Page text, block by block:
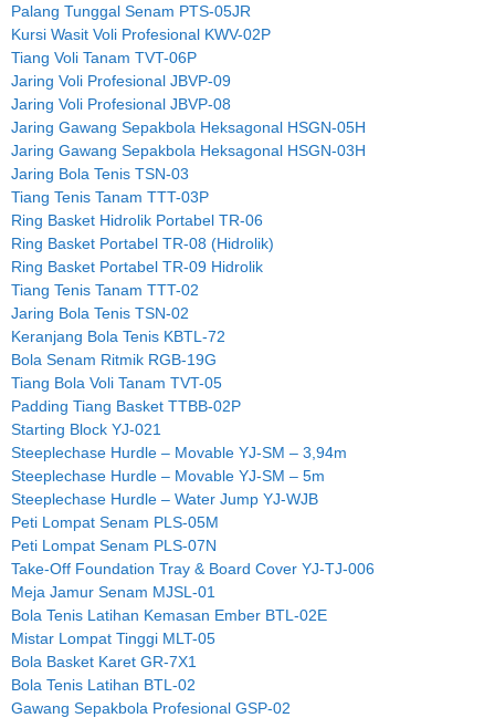
Palang Tunggal Senam PTS-05JR
Kursi Wasit Voli Profesional KWV-02P
Tiang Voli Tanam TVT-06P
Jaring Voli Profesional JBVP-09
Jaring Voli Profesional JBVP-08
Jaring Gawang Sepakbola Heksagonal HSGN-05H
Jaring Gawang Sepakbola Heksagonal HSGN-03H
Jaring Bola Tenis TSN-03
Tiang Tenis Tanam TTT-03P
Ring Basket Hidrolik Portabel TR-06
Ring Basket Portabel TR-08 (Hidrolik)
Ring Basket Portabel TR-09 Hidrolik
Tiang Tenis Tanam TTT-02
Jaring Bola Tenis TSN-02
Keranjang Bola Tenis KBTL-72
Bola Senam Ritmik RGB-19G
Tiang Bola Voli Tanam TVT-05
Padding Tiang Basket TTBB-02P
Starting Block YJ-021
Steeplechase Hurdle – Movable YJ-SM – 3,94m
Steeplechase Hurdle – Movable YJ-SM – 5m
Steeplechase Hurdle – Water Jump YJ-WJB
Peti Lompat Senam PLS-05M
Peti Lompat Senam PLS-07N
Take-Off Foundation Tray & Board Cover YJ-TJ-006
Meja Jamur Senam MJSL-01
Bola Tenis Latihan Kemasan Ember BTL-02E
Mistar Lompat Tinggi MLT-05
Bola Basket Karet GR-7X1
Bola Tenis Latihan BTL-02
Gawang Sepakbola Profesional GSP-02